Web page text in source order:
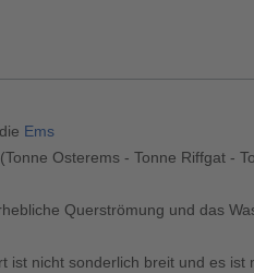
Ems
Osterems - Tonne Riffgat -
Querströmung und das
ist nicht sonderlich breit und es ist